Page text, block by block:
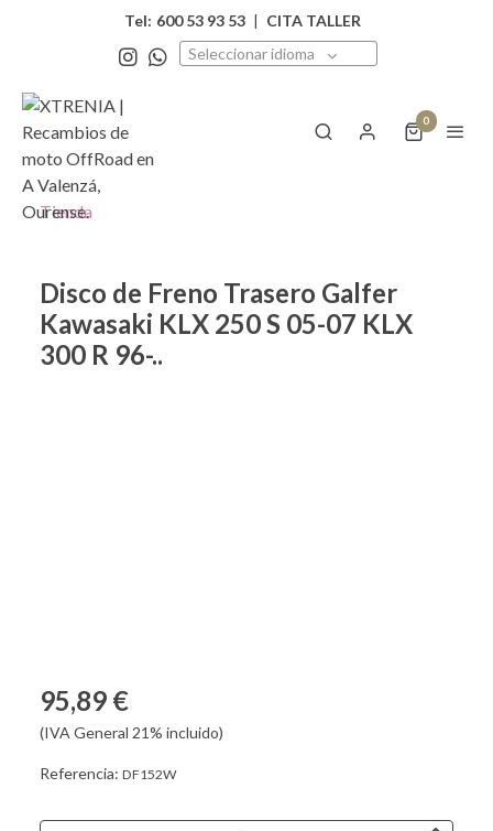
Tel: 600 53 93 53 | CITA TALLER
Seleccionar idioma
0
Tienda
Disco de Freno Trasero Galfer
Kawasaki KLX 250 S 05-07 KLX
300 R 96-..
95,89 €
(IVA General 21% incluido)
Referencia: DF152W